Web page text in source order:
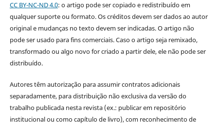
CC BY-NC-ND 4.0: o artigo pode ser copiado e redistribuído em
qualquer suporte ou formato. Os créditos devem ser dados ao autor
original e mudanças no texto devem ser indicadas. O artigo não
pode ser usado para fins comerciais. Caso o artigo seja remixado,
transformado ou algo novo for criado a partir dele, ele não pode ser
distribuído.
Autores têm autorização para assumir contratos adicionais
separadamente, para distribuição não exclusiva da versão do
trabalho publicada nesta revista (ex.: publicar em repositório
institucional ou como capítulo de livro), com reconhecimento de